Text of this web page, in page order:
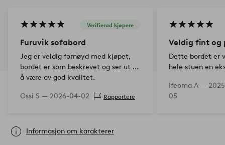
Verifierad kjøpere
Furuvik sofabord
Jeg er veldig fornøyd med kjøpet,
bordet er som beskrevet og ser ut til
å være av god kvalitet.
Ossi S — 2026-04-02 Rapportere
Veldig fint og
Dette bordet er
hele stuen en
Ifeoma A —
05
Informasjon om karakterer